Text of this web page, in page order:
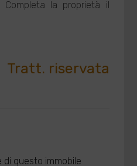
Completa la proprietà il
Tratt. riservata
questo immobile